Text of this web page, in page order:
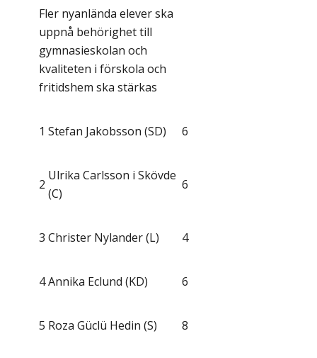
Fler nyanlända elever ska
uppnå behörighet till
gymnasieskolan och
kvaliteten i förskola och
fritidshem ska stärkas
1 Stefan Jakobsson (SD) 6
2
Ulrika Carlsson i Skövde
(C)
6
3 Christer Nylander (L) 4
4Annika Eclund (KD) 6
5 Roza Güclü Hedin (S) 8